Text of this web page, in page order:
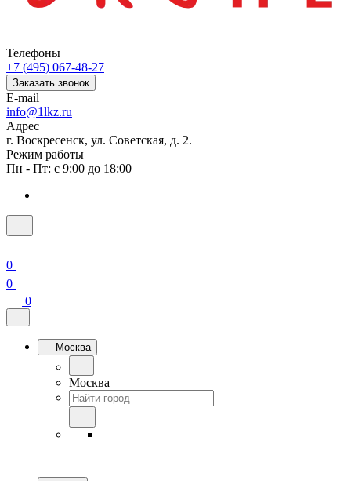
Телефоны
+7 (495) 067-48-27
Заказать звонок
E-mail
info@1lkz.ru
Адрес
г. Воскресенск, ул. Советская, д. 2.
Режим работы
Пн - Пт: с 9:00 до 18:00
0
0
0
Москва
Москва